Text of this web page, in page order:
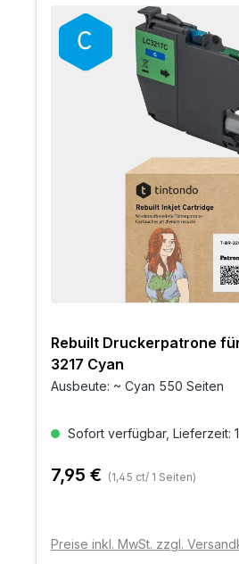
Rebuilt Druckerpatrone
3217 Cyan
Ausbeute: ~ Cyan 550 Seiten
Sofort verfügbar, Lieferzeit:
7,95 € (1,45 ct/ 1 Seiten)
Preise inkl. MwSt. zzgl.